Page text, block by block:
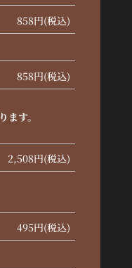
858円(税込)
858円(税込)
ます。
2,508円(税込)
495円(税込)